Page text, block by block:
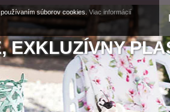
EXKLUZÍVNY
súborov cookies. Viac informácií